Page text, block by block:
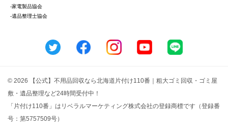
-家電製品協会
-遺品整理士協会
© 2026 【公式】不用品回収なら北海道片付け110番｜粗大ゴミ回収・ゴミ屋
敷・遺品整理など24時間受付中！
「片付け110番」はリベラルマーケティング株式会社の登録商標です（登録番
号：第5757509号）